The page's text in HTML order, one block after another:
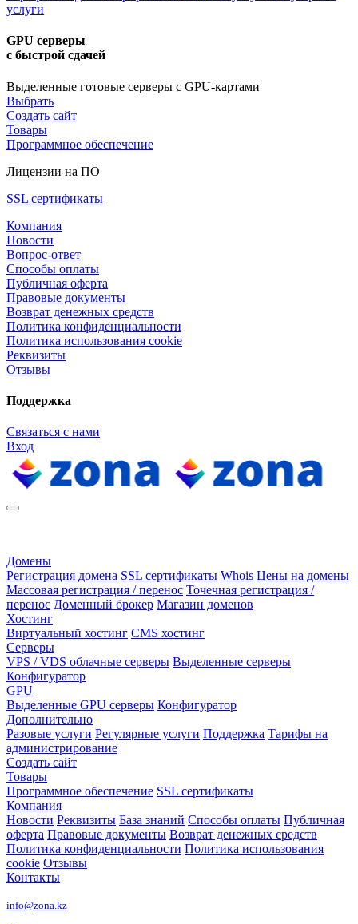
услуги
GPU серверы
с быстрой сдачей
Выделенные готовые серверы с GPU-картами
Выбрать
Создать сайт
Товары
Программное обеспечение
Лицензии на ПО
SSL сертификаты
Компания
Новости
Вопрос-ответ
Способы оплаты
Публичная оферта
Правовые документы
Возврат денежных средств
Политика конфиденциальности
Политика использования cookie
Реквизиты
Отзывы
Поддержка
Связаться с нами
Вход
Домены
Регистрация домена SSL сертификаты Whois Цены на домены
Массовая регистрация / перенос Точечная регистрация /
перенос Доменный брокер Магазин доменов
Хостинг
Виртуальный хостинг CMS хостинг
Серверы
VPS / VDS облачные серверы Выделенные серверы
Конфигуратор
GPU
Выделенные GPU серверы Конфигуратор
Дополнительно
Разовые услуги Регулярные услуги Поддержка Тарифы на
администрирование
Создать сайт
Товары
Программное обеспечение SSL сертификаты
Компания
Новости Реквизиты База знаний Способы оплаты Публичная
оферта Правовые документы Возврат денежных средств
Политика конфиденциальности Политика использования
cookie Отзывы
Контакты
info@zona.kz